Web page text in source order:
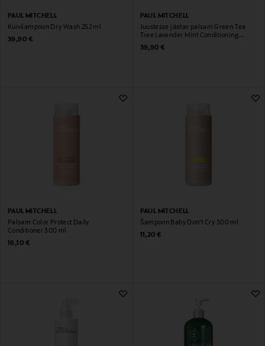
PAUL MITCHELL
Kuivšampoon Dry Wash 252 ml
Original Price
39,90 €
PAUL MITCHELL
Juustesse jäetav palsam Green Tea
Tree Lavender Mint Conditioning
Leave-In Spray , 200 ml
Original Price
39,90 €
PAUL MITCHELL
Palsam Color Protect Daily
Conditioner 300 ml
Original Price
16,10 €
PAUL MITCHELL
Šampoon Baby Don't Cry 300 ml
Original Price
11,20 €